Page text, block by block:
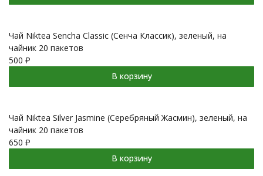
Чай Niktea Sencha Classic (Сенча Классик), зеленый, на
чайник 20 пакетов
500 ₽
В корзину
Чай Niktea Silver Jasmine (Серебряный Жасмин), зеленый, на
чайник 20 пакетов
650 ₽
В корзину